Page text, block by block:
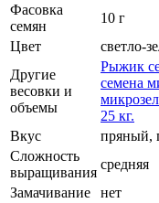
Фасовка
семян
10 г
Цвет
светло-
Другие
весовки и
объемы
Рыжик
семена
25 кг.
Вкус
пряный,
Сложность
выращивания
средняя
Замачивание
нет